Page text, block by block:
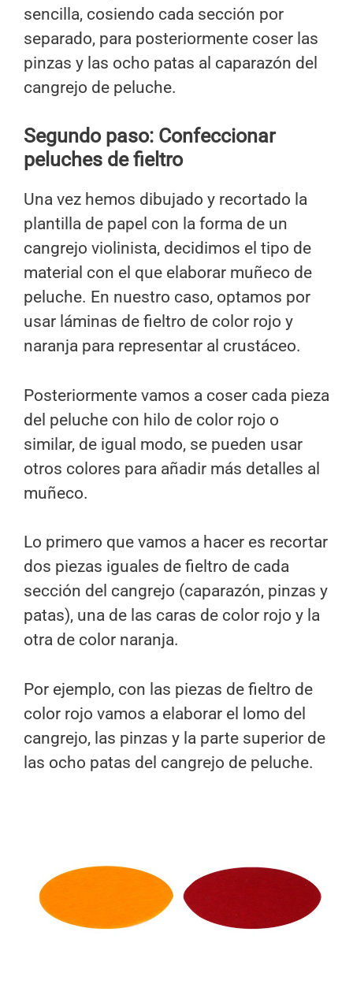
sencilla, cosiendo cada sección por
separado, para posteriormente coser las
pinzas y las ocho patas al caparazón del
cangrejo de peluche.
Segundo paso: Confeccionar
peluches de fieltro
Una vez hemos dibujado y recortado la
plantilla de papel con la forma de un
cangrejo violinista, decidimos el tipo de
material con el que elaborar muñeco de
peluche. En nuestro caso, optamos por
usar láminas de fieltro de color rojo y
naranja para representar al crustáceo.
Posteriormente vamos a coser cada pieza
del peluche con hilo de color rojo o
similar, de igual modo, se pueden usar
otros colores para añadir más detalles al
muñeco.
Lo primero que vamos a hacer es recortar
dos piezas iguales de fieltro de cada
sección del cangrejo (caparazón, pinzas y
patas), una de las caras de color rojo y la
otra de color naranja.
Por ejemplo, con las piezas de fieltro de
color rojo vamos a elaborar el lomo del
cangrejo, las pinzas y la parte superior de
las ocho patas del cangrejo de peluche.